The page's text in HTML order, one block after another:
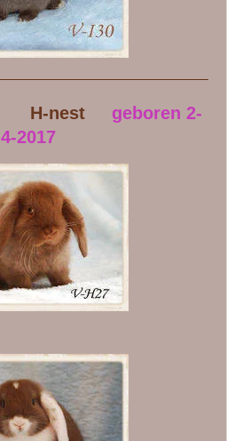
H-nest geboren 2-
4-2017